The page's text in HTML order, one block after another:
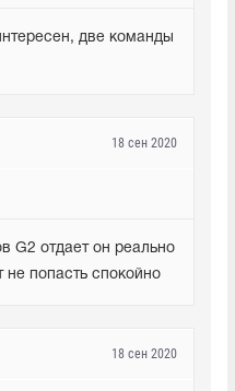
две команды
18 сен 2020
G2 отдает он реально
попасть спокойно
18 сен 2020